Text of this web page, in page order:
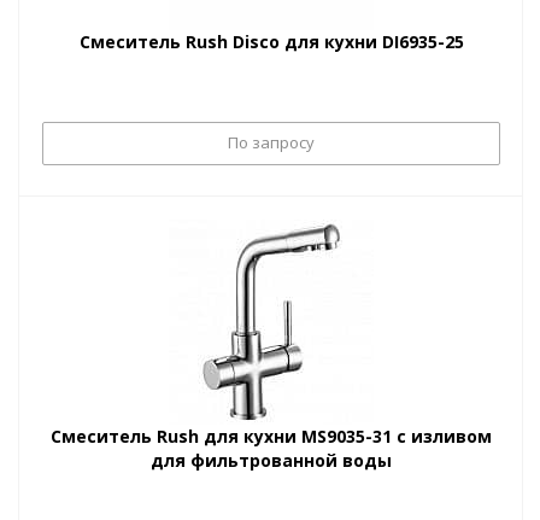
Смеситель Rush Disco для кухни DI6935-25
По запросу
Смеситель Rush для кухни MS9035-31 с изливом
для фильтрованной воды